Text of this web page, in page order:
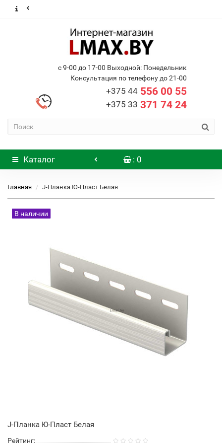
с 9-00 до 17-00 Выходной: Понедельник
Консультация по телефону до 21-00
+375 44556 00 55
+375 33 371 74 24
Каталог : 0
Главная J-Планка Ю-Пласт Белая
В наличии
J-Планка Ю-Пласт Белая
Рейтинг: